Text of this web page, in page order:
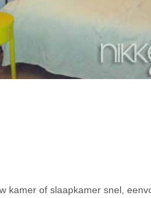
kamer of slaapkamer snel,